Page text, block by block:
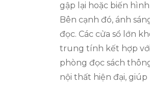
gập lại hoặc biến
Bên cạnh đó, ánh
đọc. Các cửa sổ lớn
trung tính kết hợp
phòng đọc sách
nội thất hiện đại,